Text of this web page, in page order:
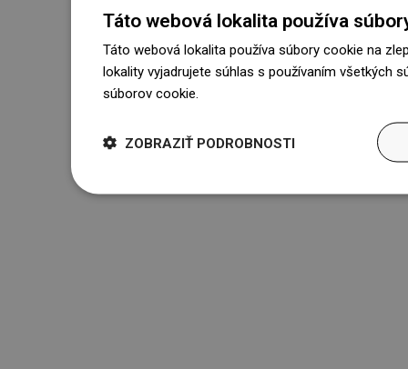
Táto webová lokalita používa
Táto webová lokalita používa súbory cookie na
lokality vyjadrujete súhlas s používaním všetkých
súborov cookie.
ZOBRAZIŤ PODROBNOSTI